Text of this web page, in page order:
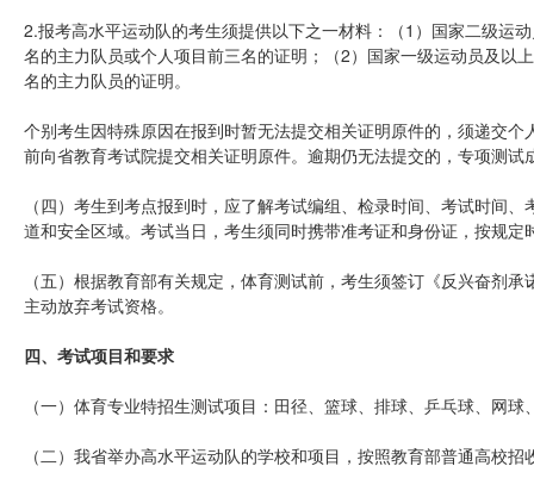
2.报考高水平运动队的考生须提供以下之一材料：（1）国家二级运
名的主力队员或个人项目前三名的证明；（2）国家一级运动员及以
名的主力队员的证明。
个别考生因特殊原因在报到时暂无法提交相关证明原件的，须递交
前向省教育考试院提交相关证明原件。逾期仍无法提交的，专项测试
（四）考生到考点报到时，应了解考试编组、检录时间、考试时间
道和安全区域。考试当日，考生须同时携带准考证和身份证，按规
（五）根据教育部有关规定，体育测试前，考生须签订《反兴奋剂
主动放弃考试资格。
四、考试项目和要求
（一）体育专业特招生测试项目：田径、篮球、排球、乒乓球、网
（二）我省举办高水平运动队的学校和项目，按照教育部普通高校